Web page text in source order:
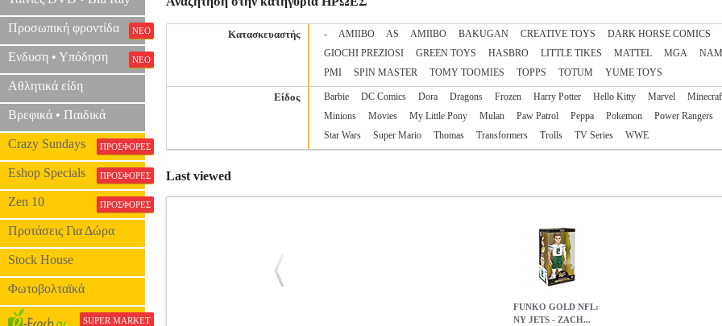
Προσωπική φροντίδα ΝΕΟ
Ενδυση • Υπόδηση ΝΕΟ
Αθλητικά είδη
Βρεφικά • Παιδικά
Crazy Sundays ΠΡΟΣΦΟΡΕΣ
Eshop Specials ΠΡΟΣΦΟΡΕΣ
Zen 10 ΠΡΟΣΦΟΡΕΣ
Προτάσεις Για Δώρα
Stock House
Φωτοβολταϊκά
SUPER MARKET
Κατασκευαστής - AMIIBO AS AΜΙΙΒΟ BAKUGAN CREATIVE TOYS DARK HORSE COMICS
GIOCHI PREZIOSI
GREEN TOYS HASBRO LITTLE TIKES MATTEL MGA
PMI
SPIN MASTER TOMY TOOMIES TOPPS TOTUM YUME TOYS
Είδος Barbie DC Comics Dora Dragons Frozen Harry Potter Hello Kitty Marvel
Minions
Movies My Little Pony Mulan Paw Patrol Peppa Pokemon Power Rangers
Star Wars
Super Mario Thomas Transformers Trolls TV Series WWE
Last viewed
FUNKO GOLD NFL:
NY JETS - ZACH...